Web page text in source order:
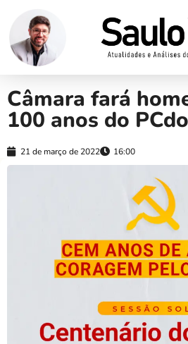
Câmara fará
100 anos do
21 de março de 2022 16:00